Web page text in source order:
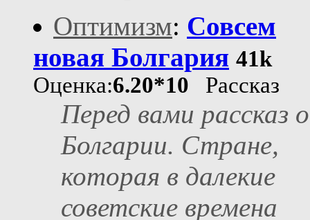
Оптимизм: Совсем
новая Болгария 41k
Оценка:6.20*10 Рассказ
Перед вами рассказ о
Болгарии. Стране,
которая в далекие
советские времена